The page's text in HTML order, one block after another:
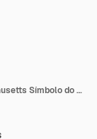
Bandeira do estado americano de Massachusetts Símbolo do estado norte-americano de Massachusetts